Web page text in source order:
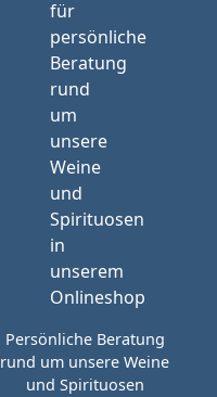
Persönliche Beratung
rund um unsere Weine
und Spirituosen